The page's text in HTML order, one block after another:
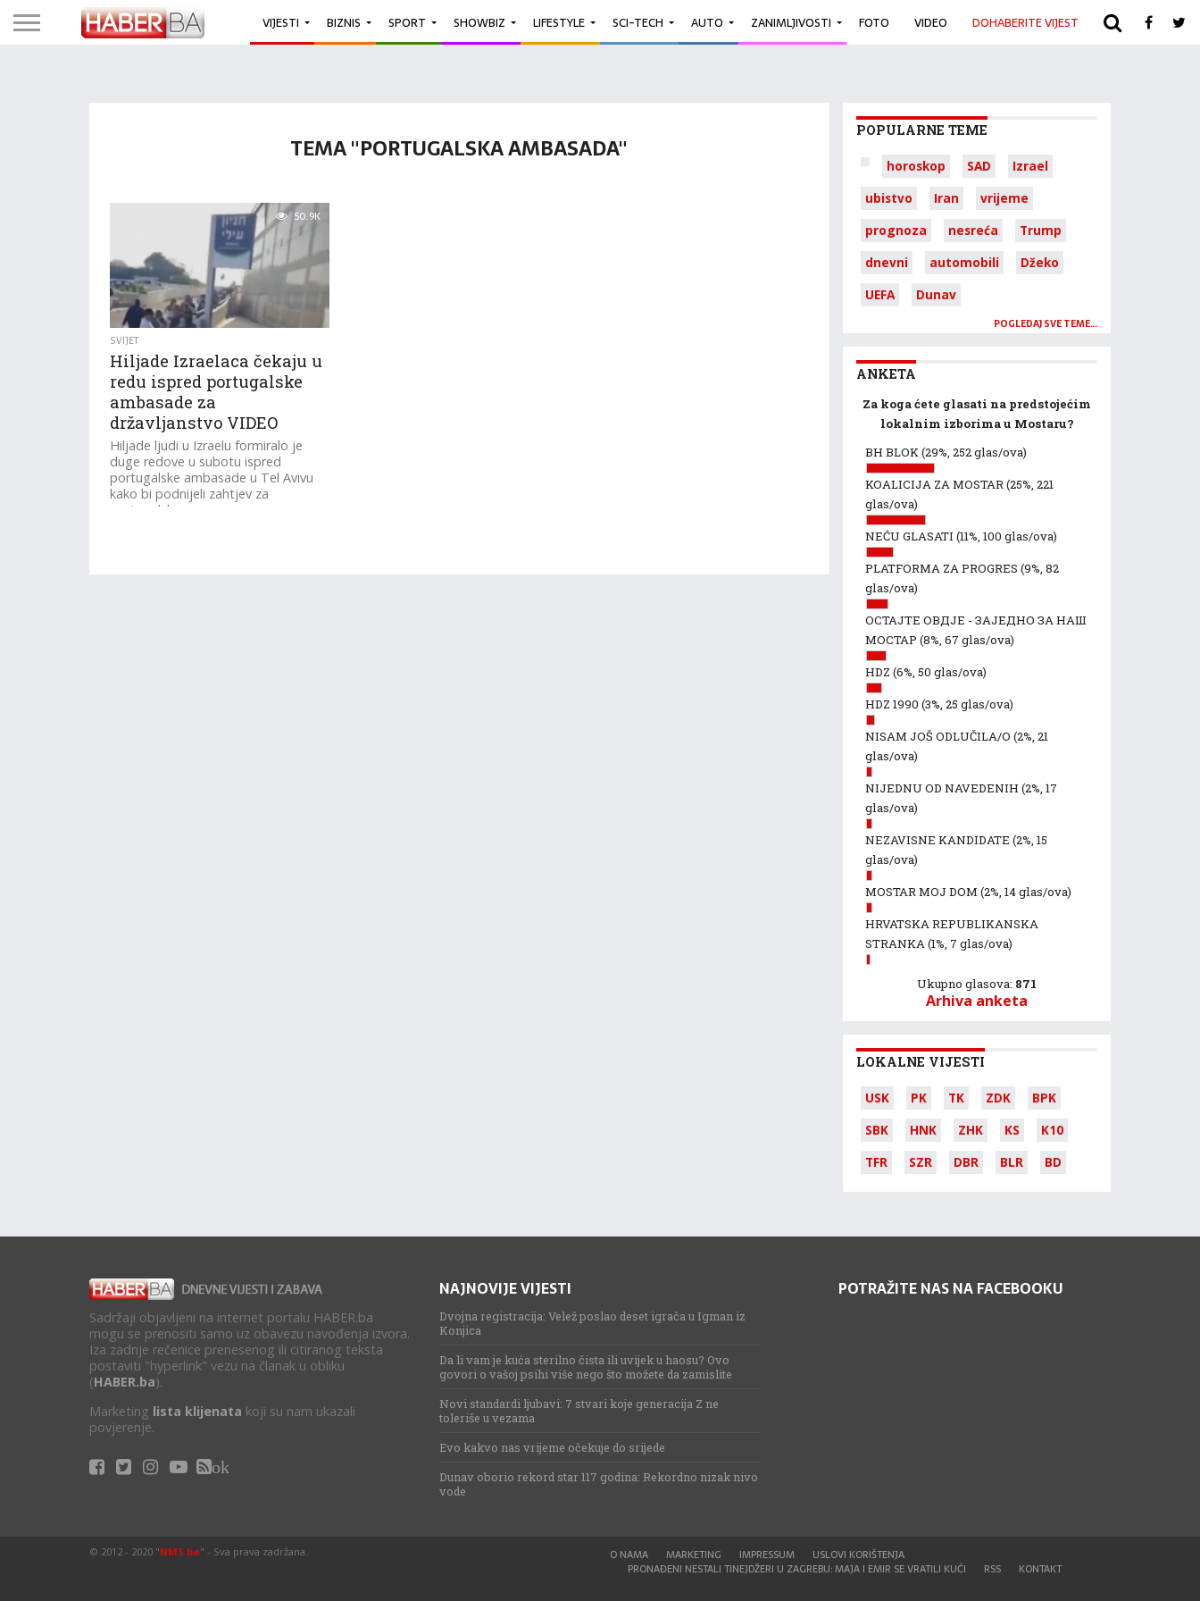
VIJESTI BIZNIS SPORT SHOWBIZ LIFESTYLE SCI-TECH AUTO ZANIMLJIVOSTI FOTO VIDEO DOHABERITE VIJEST ARHIVA
TEMA "PORTUGALSKA AMBASADA"
50.9K
SVIJET
Hiljade Izraelaca čekaju u
redu ispred portugalske
ambasade za
državljanstvo VIDEO
Hiljade ljudi u Izraelu formiralo je
duge redove u subotu ispred
portugalske ambasade u Tel Avivu
kako bi podnijeli zahtjev za
portugalsko...
POPULARNE TEME
horoskop SAD
Izrael
ubistvo
Iran
vrijeme
prognoza
nesreća
Trump
dnevni
automobili
Džeko
UEFA
Dunav
POGLEDAJ SVE TEME…
ANKETA
Za koga ćete glasati na predstojećim
lokalnim izborima u Mostaru?
BH BLOK(29%, 252 glas/ova)
KOALICIJA ZA MOSTAR(25%, 221
glas/ova)
NEĆU GLASATI (11%, 100 glas/ova)
PLATFORMA ZA PROGRES (9%, 82
glas/ova)
ОСТАЈТЕ ОВДЈЕ - ЗАЈЕДНО ЗА НАШ
МОСТАР (8%, 67 glas/ova)
HDZ (6%, 50 glas/ova)
HDZ 1990 (3%, 25 glas/ova)
NISAM JOŠ ODLUČILA/O (2%, 21
glas/ova)
NIJEDNU OD NAVEDENIH (2%, 17
glas/ova)
NEZAVISNE KANDIDATE (2%, 15
glas/ova)
MOSTAR MOJ DOM (2%, 14 glas/ova)
HRVATSKA REPUBLIKANSKA
STRANKA(1%, 7 glas/ova)
Ukupno glasova: 871
Arhiva anketa
LOKALNE VIJESTI
USK PK TK ZDK
BPK
SBK
HNK ZHK KS
K10
TFR
SZR DBR BLR BD
Sadržaji objavljeni na internet portalu HABER.ba
mogu se prenositi samo uz obavezu navođenja izvora.
Iza zadnje rečenice prenesenog ili citiranog teksta
postaviti "hyperlink" vezu na članak u obliku
(HABER.ba).
Marketing lista klijenata koji su nam ukazali
povjerenje.
ok
NAJNOVIJE VIJESTI
Dvojna registracija: Velež poslao deset igrača u Igman iz
Konjica
Da li vam je kuća sterilno čista ili uvijek u haosu? Ovo
govori o vašoj psihi više nego što možete da zamislite
Novi standardi ljubavi: 7 stvari koje generacija Z ne
toleriše u vezama
Evo kakvo nas vrijeme očekuje do srijede
Dunav oborio rekord star 117 godina: Rekordno nizak nivo
vode
POTRAŽITE NAS NA FACEBOOKU
O NAMA MARKETING IMPRESSUM
USLOVI KORIŠTENJA
PRONAĐENI NESTALI TINEJDŽERI U ZAGREBU: MAJA I EMIR SE VRATILI KUĆI
RSS KONTAKT
© 2012 - 2020 "NMS.ba" - Sva prava zadržana.